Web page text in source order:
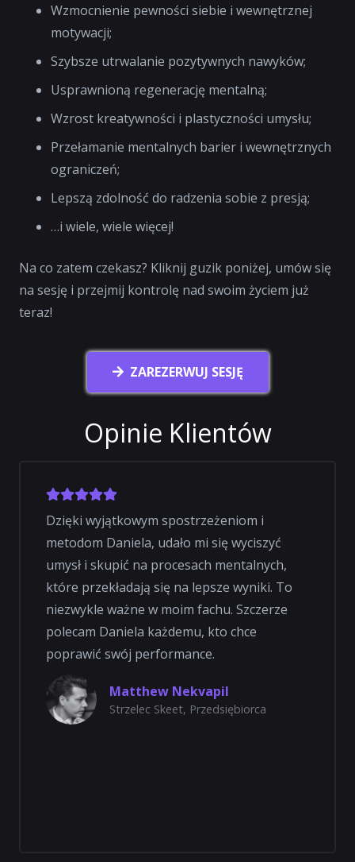
Wzmocnienie pewności siebie i wewnętrznej
motywacji;
Szybsze utrwalanie pozytywnych nawyków;
Usprawnioną regenerację mentalną;
Wzrost kreatywności i plastyczności umysłu;
Przełamanie mentalnych barier i wewnętrznych
ograniczeń;
Lepszą zdolność do radzenia sobie z presją;
…i wiele, wiele więcej!
Na co zatem czekasz? Kliknij guzik poniżej, umów się
na sesję i przejmij kontrolę nad swoim życiem już
teraz!
ZAREZERWUJ SESJĘ
Opinie Klientów
Dzięki wyjątkowym spostrzeżeniom i
metodom Daniela, udało mi się wyciszyć
umysł i skupić na procesach mentalnych,
które przekładają się na lepsze wyniki. To
niezwykle ważne w moim fachu. Szczerze
polecam Daniela każdemu, kto chce
poprawić swój performance.
Matthew Nekvapil
Strzelec Skeet, Przedsiębiorca